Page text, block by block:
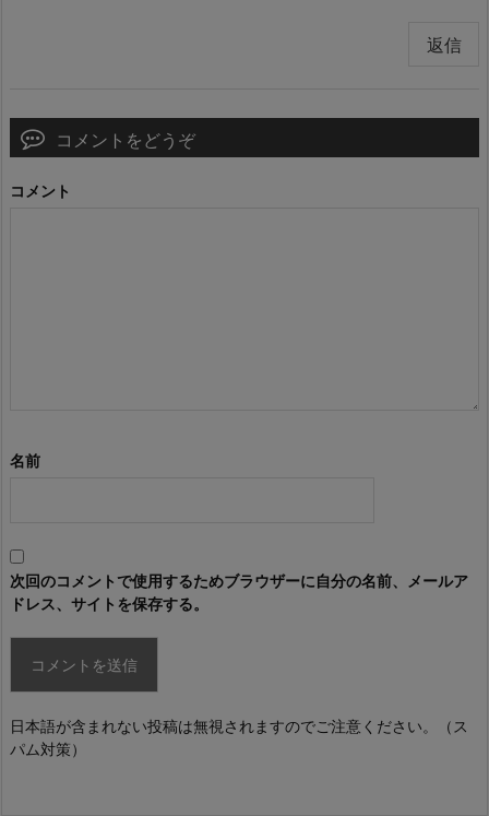
返信
コメントをどうぞ
コメント
名前
次回のコメントで使用するためブラウザーに自分の名前、メールア
ドレス、サイトを保存する。
日本語が含まれない投稿は無視されますのでご注意ください。（ス
パム対策）